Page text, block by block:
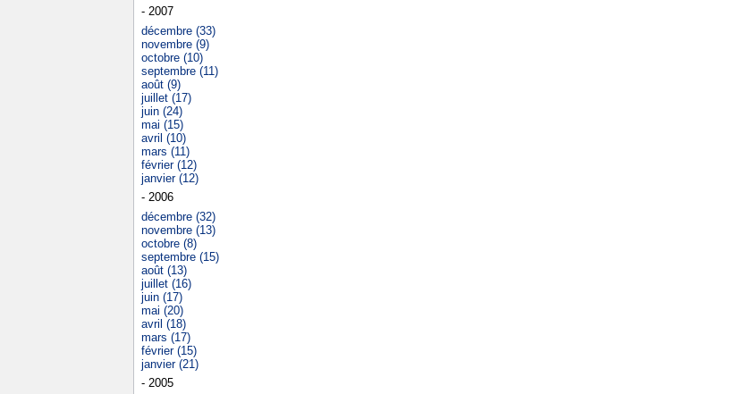
- 2007
décembre (33)
novembre (9)
octobre (10)
septembre (11)
août (9)
juillet (17)
juin (24)
mai (15)
avril (10)
mars (11)
février (12)
janvier (12)
- 2006
décembre (32)
novembre (13)
octobre (8)
septembre (15)
août (13)
juillet (16)
juin (17)
mai (20)
avril (18)
mars (17)
février (15)
janvier (21)
- 2005